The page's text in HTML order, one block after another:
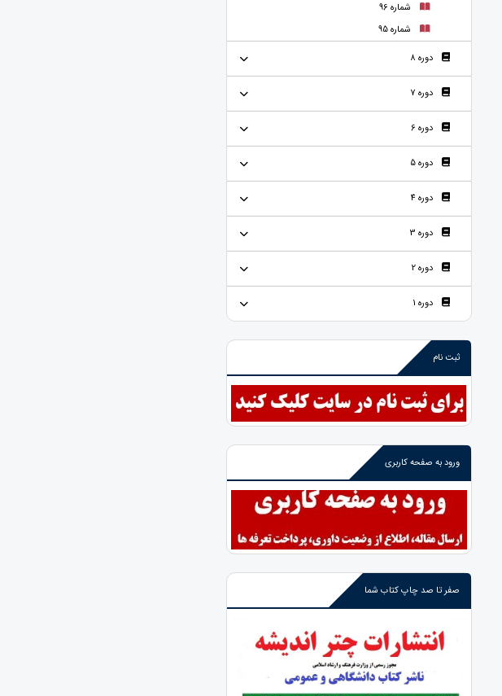
شماره 96
شماره 95
دوره 8
دوره 7
دوره 6
دوره 5
دوره 4
دوره 3
دوره 2
دوره 1
ثبت نام
ورود به صفحه کاربری
صفر تا صد چاپ کتاب شما